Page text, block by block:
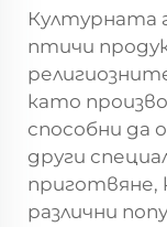
Културната
птичи
като
способни да
други
приготвяне,
различни